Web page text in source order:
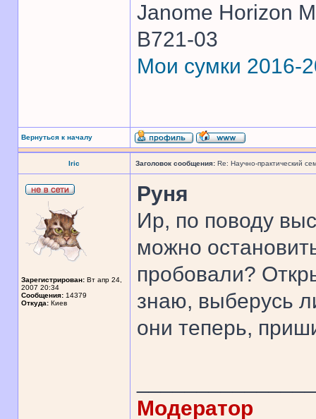
Janome Horizon
B721-03
Мои сумки 2016-
Вернуться к началу
Iric Заголовок сообщения: Re: Научно-практический
Зарегистрирован: Вт апр 24,
2007 20:34
Сообщения: 14379
Откуда: Киев
Руня
Ир, по поводу
можно
пробовали?
знаю, выберусь
они теперь,
Модератор